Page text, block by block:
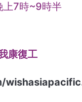
上7時~9時半
康復工